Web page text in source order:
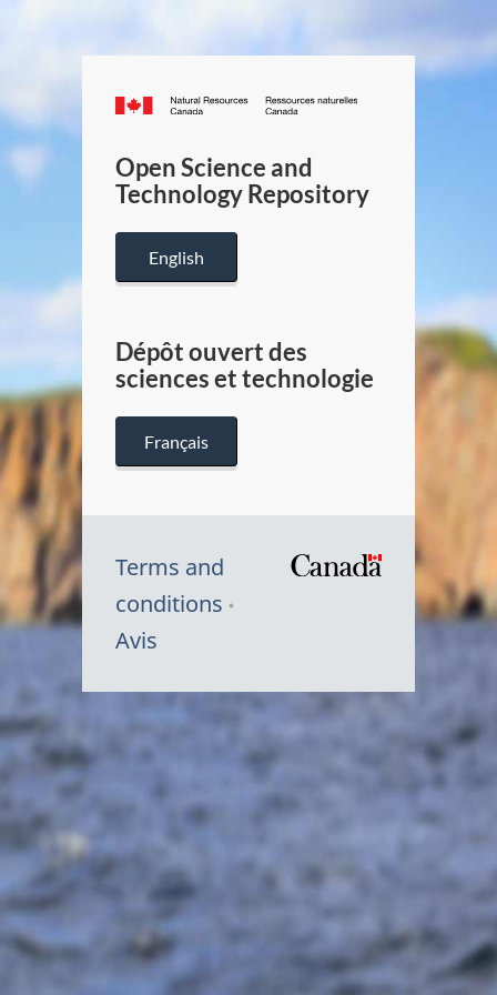
Canada.ca
/
Canada
Open Science and
Technology Repository
English
Dépôt ouvert des
sciences et technologie
Français
Terms and
conditions
Avis
Symbole
Canada